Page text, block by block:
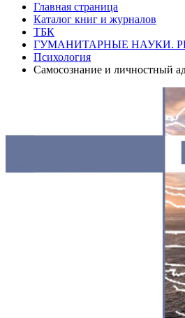
Главная страница
Каталог книг и журналов
ТБК
ГУМАНИТАРНЫЕ НАУКИ.
Психология
Самосознание и личностный